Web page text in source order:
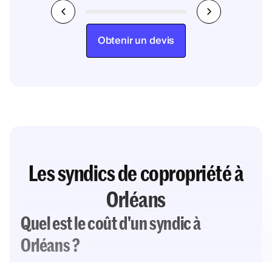
Obtenir un devis
Les syndics de copropriété à
Orléans
Quel est le coût d'un syndic à
Orléans ?